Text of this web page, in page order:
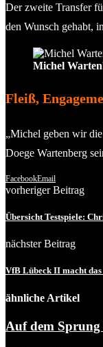
Der zweite Transfer
den Wunsch gehabt,
Michel
Fleiß,
„Michel geben wir
Doege Wartenberg
FacebookEmail
vorheriger Beitrag
Übersicht Testspiele:
nächster Beitrag
VfB Lübeck II macht
ähnliche Artikel
Auf dem